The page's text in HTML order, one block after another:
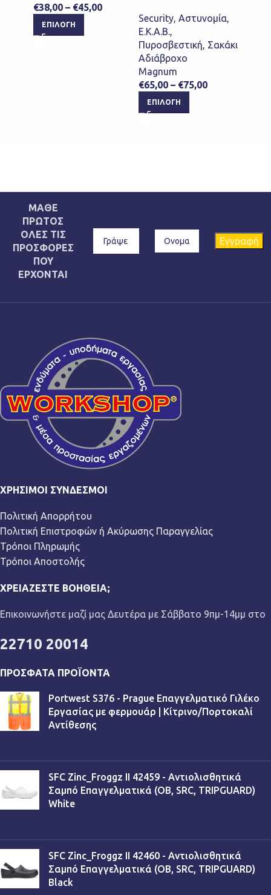
€38,00 – €45,00
ΕΠΙΛΟΓΉ
Security, Αστυνομία,
Ε.Κ.Α.Β.,
Πυροσβεστική, Σακάκι
Αδιάβροχο
Magnum
€65,00 – €75,00
ΕΠΙΛΟΓΉ
ΜΑΘΕ
ΠΡΩΤΟΣ
ΟΛΕΣ ΤΙΣ
ΠΡΟΣΦΟΡΕΣ
ΠΟΥ
ΕΡΧΟΝΤΑΙ
ΧΡΉΣΙΜΟΙ ΣΎΝΔΕΣΜΟΙ
Πολιτική Απορρήτου
Πολιτική Επιστροφών ή Ακύρωσης Παραγγελίας
Τρόποι Πληρωμής
Τρόποι Αποστολής
ΧΡΕΙΆΖΕΣΤΕ ΒΟΉΘΕΙΑ;
Επικοινωνήστε μαζί μας Δευτέρα με Σάββατο 9πμ-14μμ στο
22710 20014
ΠΡΌΣΦΑΤΑ ΠΡΟΪΌΝΤΑ
Portwest S376 - Prague Επαγγελματικό Γιλέκο
Εργασίας με φερμουάρ | Κίτρινο/Πορτοκαλί
Αντίθεσης
SFC Zinc_Froggz II 42459 - Αντιολισθητικά
Σαμπό Επαγγελματικά (OB, SRC, TRIPGUARD)
White
SFC Zinc_Froggz II 42460 - Αντιολισθητικά
Σαμπό Επαγγελματικά (OB, SRC, TRIPGUARD)
Black